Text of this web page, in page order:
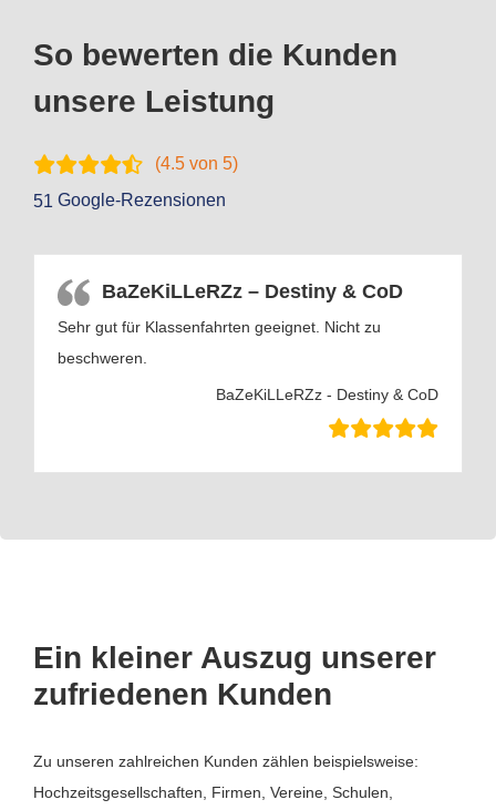
So bewerten die Kunden
unsere Leistung
(4.5 von 5)
51 Google-Rezensionen
BaZeKiLLeRZz – Destiny & CoD
Sehr gut für Klassenfahrten geeignet. Nicht zu
beschweren.
BaZeKiLLeRZz - Destiny & CoD
Ein kleiner Auszug unserer
zufriedenen Kunden
Zu unseren zahlreichen Kunden zählen beispielsweise:
Hochzeitsgesellschaften, Firmen, Vereine, Schulen,